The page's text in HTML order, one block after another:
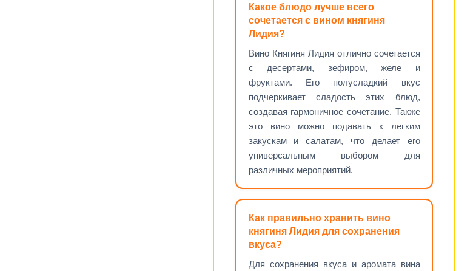
Какое блюдо лучше всего
сочетается с вином княгиня
Лидия?
Вино Княгиня Лидия отлично сочетается
с десертами, зефиром, желе и
фруктами. Его полусладкий вкус
подчеркивает сладость этих блюд,
создавая гармоничное сочетание. Также
это вино можно подавать к легким
закускам и салатам, что делает его
универсальным выбором для
различных мероприятий.
Как правильно хранить вино
княгиня Лидия для сохранения
вкуса?
Для сохранения вкуса и аромата вина